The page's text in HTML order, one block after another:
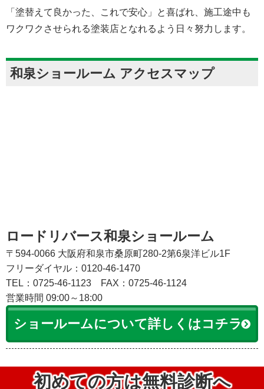
「塗替えて良かった、これで安心」と喜ばれ、施工途中も
ワクワクさせられる塗装店となれるよう日々努力します。
和泉ショールーム アクセスマップ
ロードリバース和泉ショールーム
〒594-0066 大阪府和泉市桑原町280-2第6泉洋ビル1F
フリーダイヤル：0120-46-1470
TEL：0725-46-1123
FAX：0725-46-1124
営業時間 09:00～18:00
ショールームについて詳しくはコチラ
初めての方は無料診断へ